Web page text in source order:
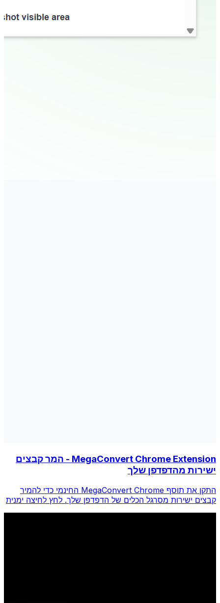
MegaConvert Chrome Extension - המר קבצים
ישירות מהדפדפן שלך
התקן את תוסף MegaConvert Chrome החינמי כדי להמיר
קבצים ישירות מסרגל הכלים של הדפדפן שלך. לחץ לחיצה ימנית